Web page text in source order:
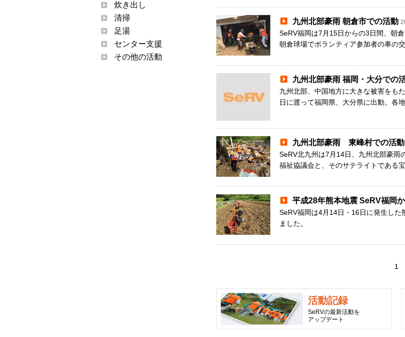
炊き出し
清掃
足湯
センター支援
その他の活動
九州北部豪雨 朝倉市での活動
SeRV福岡は7月15日からの3日間、朝
朝倉球場でボランティア参加者の車の
九州北部豪雨 福岡・大分での
九州北部、中国地方に大きな被害をも
日に渡って福岡県、大分県に出動。各
九州北部豪雨 東峰村での活動
SeRV北九州は7月14日、九州北部豪雨
福祉協議会と、そのサテライトである
平成28年熊本地震 SeRV福岡
SeRV福岡は4月14日・16日に発生し
ました。
1
活動記録
SeRVの最新活動を
アップデート